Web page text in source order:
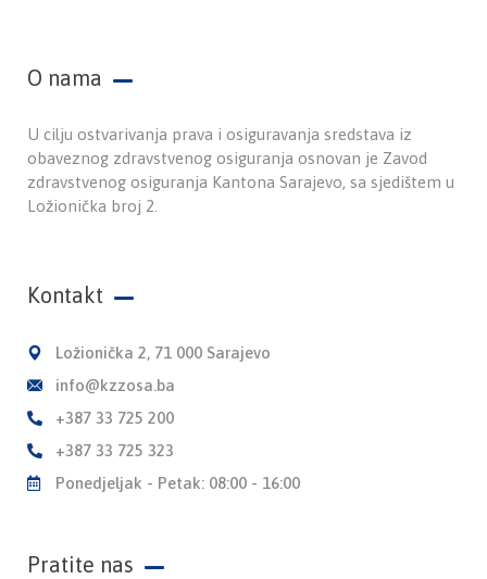
O nama
U cilju ostvarivanja prava i osiguravanja sredstava iz
obaveznog zdravstvenog osiguranja osnovan je Zavod
zdravstvenog osiguranja Kantona Sarajevo, sa sjedištem u
Ložionička broj 2.
Kontakt
Ložionička 2, 71 000 Sarajevo
info@kzzosa.ba
+387 33 725 200
+387 33 725 323
Ponedjeljak - Petak: 08:00 - 16:00
Pratite nas